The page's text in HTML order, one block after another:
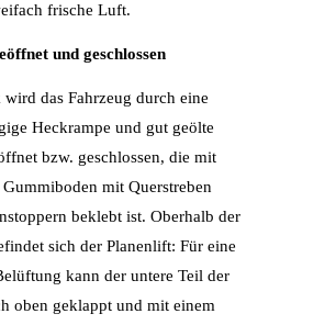
frische Luft.
und geschlossen
das Fahrzeug durch eine
Heckrampe und gut geölte
bzw. geschlossen, die mit
mit Querstreben
beklebt ist. Oberhalb der
sich der Planenlift: Für eine
kann der untere Teil der
oben geklappt und mit einem